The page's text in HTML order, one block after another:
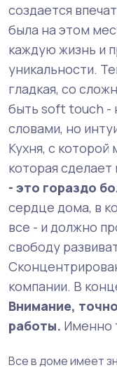
создается
была на этом
каждую жизнь и
уникальности.
гладкая, со
быть soft touch -
словами, но
Кухня, с
которая
- это гораздо
сердце дома, в
все - и должно
свободу
компании. В
Внимание,
работы. Именно
Все в доме имеет